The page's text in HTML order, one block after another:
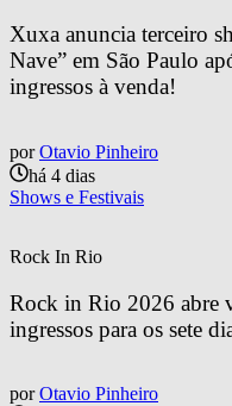
Xuxa anuncia terceiro
Nave” em São Paulo
ingressos à venda!
por Otavio Pinheiro
há 4 dias
Shows e Festivais
Rock In Rio
Rock in Rio 2026 abre
ingressos para os sete
por Otavio Pinheiro